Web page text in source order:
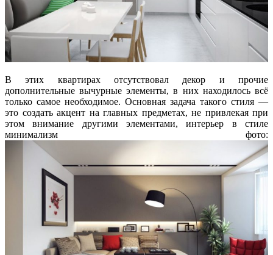
В этих квартирах отсутствовал декор и прочие
дополнительные вычурные элементы, в них находилось всё
только самое необходимое. Основная задача такого стиля —
это создать акцент на главных предметах, не привлекая при
этом внимание другими элементами, интерьер в стиле
минимализм фото: